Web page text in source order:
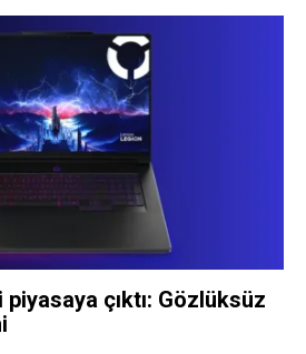
çıktı: Gözlüksüz